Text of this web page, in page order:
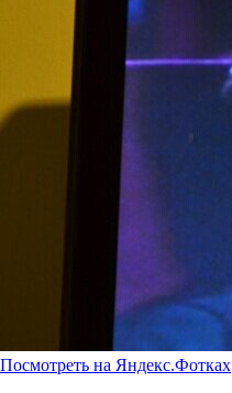
Посмотреть на Яндекс.Фотках